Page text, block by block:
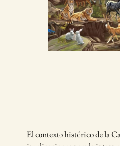
El contexto histórico de la